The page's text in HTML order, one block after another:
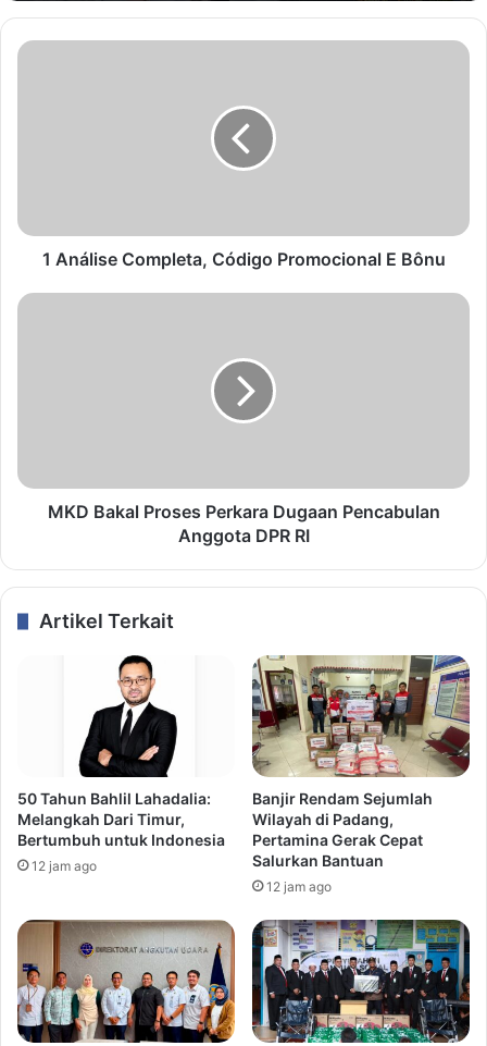
1 Análise Completa, Código Promocional E Bônu
MKD Bakal Proses Perkara Dugaan Pencabulan
Anggota DPR RI
Artikel Terkait
50 Tahun Bahlil Lahadalia:
Melangkah Dari Timur,
Bertumbuh untuk Indonesia
12 jam ago
Banjir Rendam Sejumlah
Wilayah di Padang,
Pertamina Gerak Cepat
Salurkan Bantuan
12 jam ago